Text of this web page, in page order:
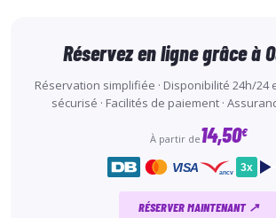
Réservez en ligne grâce à
Réservation simplifiée · Disponibilité 24h/24
sécurisé · Facilités de paiement ·
À partir de14,50€
VISA ancv 3x
RÉSERVER MAINTENANT ↗